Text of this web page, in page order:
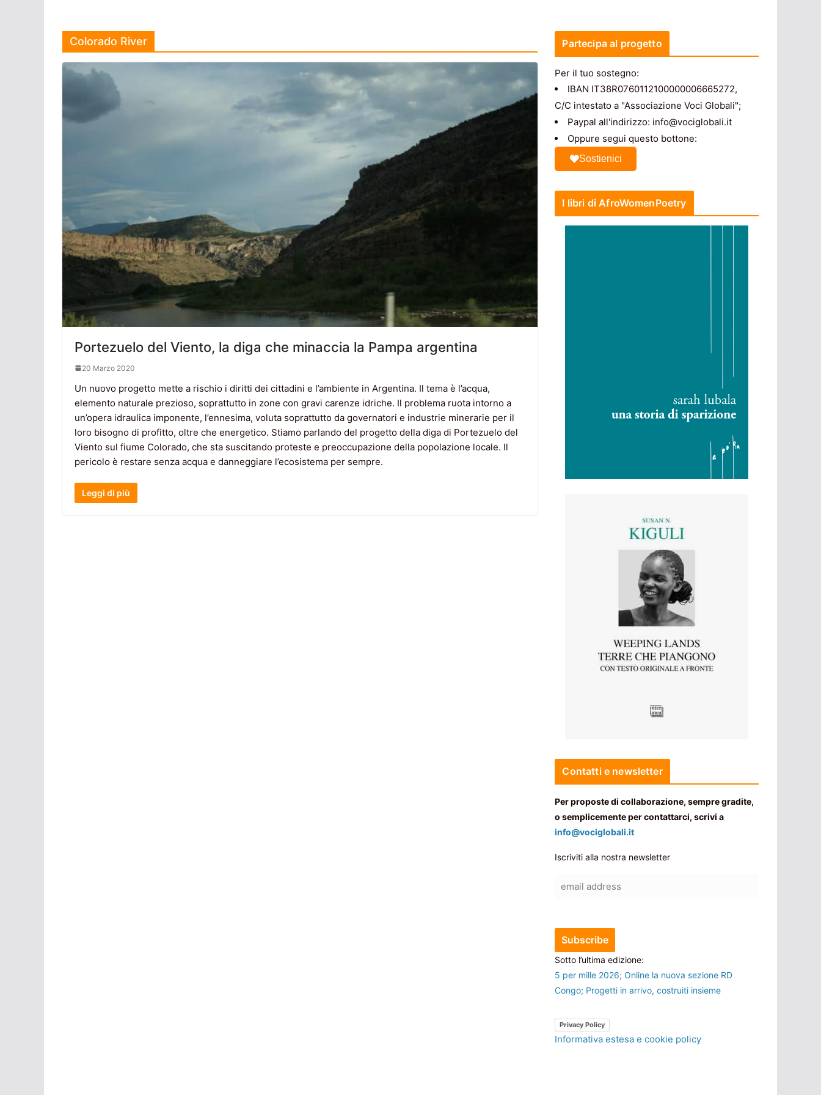
Colorado River
Portezuelo del Viento, la diga che minaccia la Pampa argentina
20 Marzo 2020
Un nuovo progetto mette a rischio i diritti dei cittadini e l’ambiente in Argentina. Il tema è l’acqua,
elemento naturale prezioso, soprattutto in zone con gravi carenze idriche. Il problema ruota intorno a
un’opera idraulica imponente, l’ennesima, voluta soprattutto da governatori e industrie minerarie per il
loro bisogno di profitto, oltre che energetico. Stiamo parlando del progetto della diga di Portezuelo del
Viento sul fiume Colorado, che sta suscitando proteste e preoccupazione della popolazione locale. Il
pericolo è restare senza acqua e danneggiare l’ecosistema per sempre.
Leggi di più
Partecipa al progetto
Per il tuo sostegno:
IBAN IT38R0760112100000006665272,
C/C intestato a "Associazione Voci Globali";
Paypal all'indirizzo: info@vociglobali.it
Oppure segui questo bottone:
Sostienici
I libri di AfroWomenPoetry
Contatti e newsletter
Per proposte di collaborazione, sempre gradite,
o semplicemente per contattarci, scrivi a
info@vociglobali.it
Iscriviti alla nostra newsletter
Sotto l’ultima edizione:
5 per mille 2026; Online la nuova sezione RD
Congo; Progetti in arrivo, costruiti insieme
Privacy Policy
Informativa estesa e cookie policy